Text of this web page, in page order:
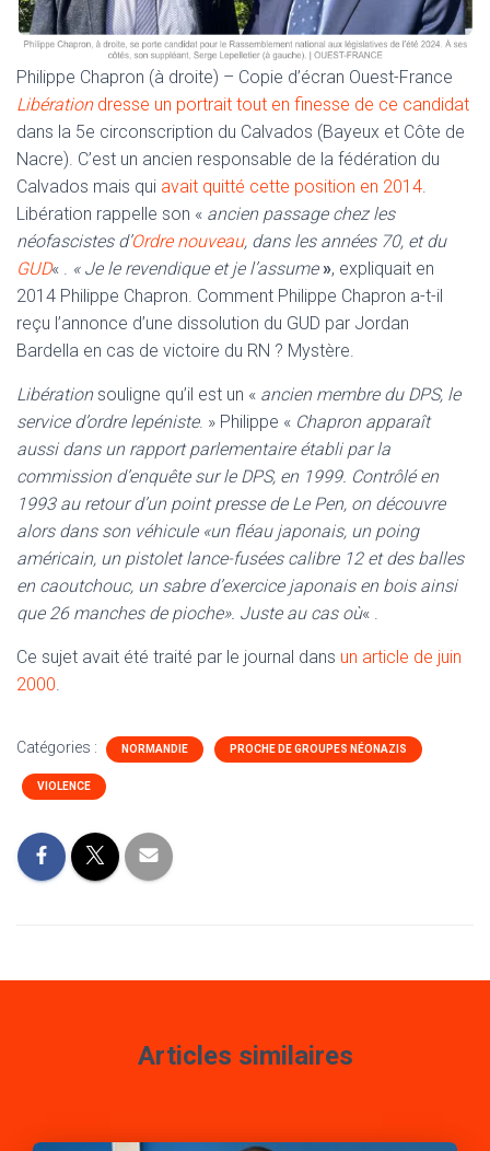
Philippe Chapron (à droite) – Copie d’écran Ouest-France
Libérationdresse un portrait tout en finesse de ce candidat
dans la 5e circonscription du Calvados (Bayeux et Côte de
Nacre). C’est un ancien responsable de la fédération du
Calvados mais qui avait quitté cette position en 2014.
Libération rappelle son « ancien passage chez les
néofascistes d’Ordre nouveau, dans les années 70, et du
GUD« . « Je le revendique et je l’assume », expliquait en
2014 Philippe Chapron. Comment Philippe Chapron a-t-il
reçu l’annonce d’une dissolution du GUD par Jordan
Bardella en cas de victoire du RN ? Mystère.
Libérationsouligne qu’il est un « ancien membre du DPS, le
service d’ordre lepéniste. » Philippe « Chapron apparaît
aussi dans un rapport parlementaire établi par la
commission d’enquête sur le DPS, en 1999. Contrôlé en
1993 au retour d’un point presse de Le Pen, on découvre
alors dans son véhicule «un fléau japonais, un poing
américain, un pistolet lance-fusées calibre 12 et des balles
en caoutchouc, un sabre d’exercice japonais en bois ainsi
que 26 manches de pioche». Juste au cas où« .
Ce sujet avait été traité par le journal dans un article de juin
2000.
Catégories : NORMANDIE PROCHE DE GROUPES NÉONAZIS
VIOLENCE
Articles similaires